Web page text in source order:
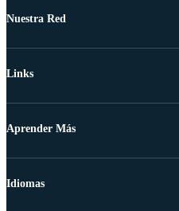
Nuestra Red
Links
Aprender Más
Idiomas